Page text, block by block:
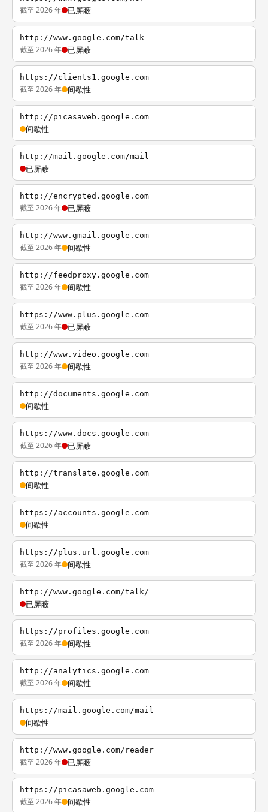
截至 2026 年 已屏蔽
http://www.google.com/talk
截至 2026 年 已屏蔽
https://clients1.google.com
截至 2026 年 间歇性
http://picasaweb.google.com
间歇性
http://mail.google.com/mail
已屏蔽
http://encrypted.google.com
截至 2026 年 已屏蔽
http://www.gmail.google.com
截至 2026 年 间歇性
http://feedproxy.google.com
截至 2026 年 间歇性
https://www.plus.google.com
截至 2026 年 已屏蔽
http://www.video.google.com
截至 2026 年 间歇性
http://documents.google.com
间歇性
https://www.docs.google.com
截至 2026 年 已屏蔽
http://translate.google.com
间歇性
https://accounts.google.com
间歇性
https://plus.url.google.com
截至 2026 年 间歇性
http://www.google.com/talk/
已屏蔽
https://profiles.google.com
截至 2026 年 间歇性
http://analytics.google.com
截至 2026 年 间歇性
https://mail.google.com/mail
间歇性
http://www.google.com/reader
截至 2026 年 已屏蔽
https://picasaweb.google.com
截至 2026 年 间歇性